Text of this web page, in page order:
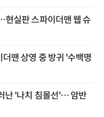
실판 스파이더맨 웹 슈
맨 상영 중 방귀 '수백명
난 '나치 침몰선'… 암반